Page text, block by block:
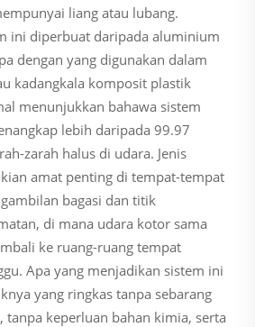
liang atau lubang.
ini diperbuat daripada aluminium
dengan yang digunakan dalam
kadangkala komposit plastik
menunjukkan bahawa sistem
lebih daripada 99.97
zarah halus di udara. Jenis
amat penting di tempat-tempat
bagasi dan titik
di mana udara kotor sama
ke ruang-ruang tempat
Apa yang menjadikan sistem ini
yang ringkas tanpa sebarang
tanpa keperluan bahan kimia, serta